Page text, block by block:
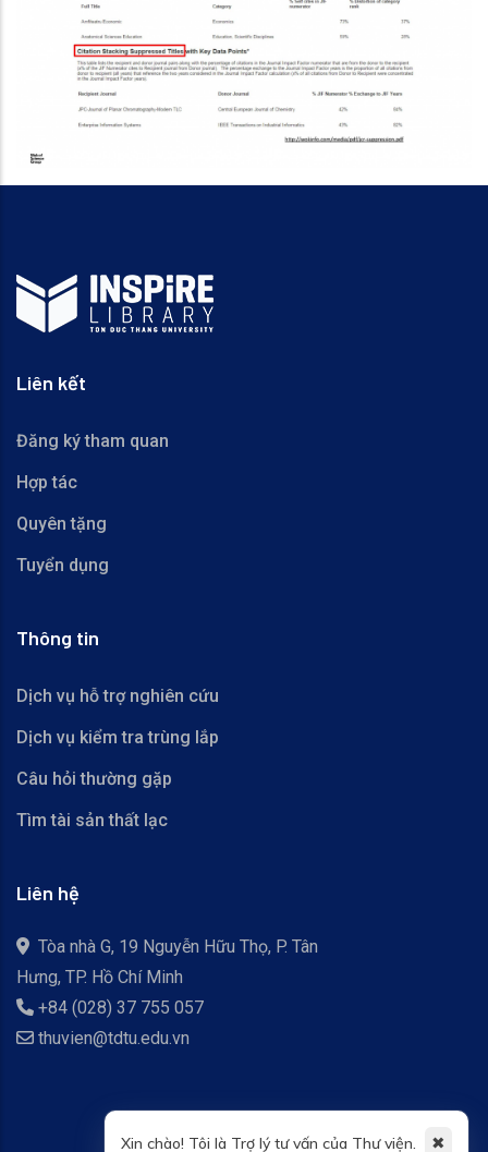
Liên kết
Đăng ký tham quan
Hợp tác
Quyên tặng
Tuyển dụng
Thông tin
Dịch vụ hỗ trợ nghiên cứu
Dịch vụ kiểm tra trùng lắp
Câu hỏi thường gặp
Tìm tài sản thất lạc
Liên hệ
Tòa nhà G, 19 Nguyễn Hữu Thọ, P. Tân
Hưng, TP. Hồ Chí Minh
+84 (028) 37 755 057
thuvien@tdtu.edu.vn
Xin chào! Tôi là Trợ lý tư vấn của Thư viện. ✖